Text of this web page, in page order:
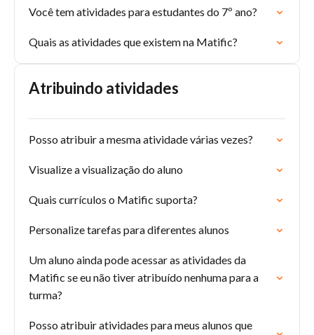
Você tem atividades para estudantes do 7º ano?
Quais as atividades que existem na Matific?
Atribuindo atividades
Posso atribuir a mesma atividade várias vezes?
Visualize a visualização do aluno
Quais currículos o Matific suporta?
Personalize tarefas para diferentes alunos
Um aluno ainda pode acessar as atividades da
Matific se eu não tiver atribuído nenhuma para a
turma?
Posso atribuir atividades para meus alunos que